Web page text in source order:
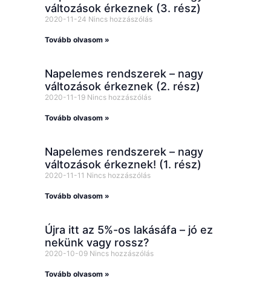
változások érkeznek (3. rész)
2020-11-24 Nincs hozzászólás
Tovább olvasom »
Napelemes rendszerek – nagy
változások érkeznek (2. rész)
2020-11-19 Nincs hozzászólás
Tovább olvasom »
Napelemes rendszerek – nagy
változások érkeznek! (1. rész)
2020-11-11 Nincs hozzászólás
Tovább olvasom »
Újra itt az 5%-os lakásáfa – jó ez
nekünk vagy rossz?
2020-10-09 Nincs hozzászólás
Tovább olvasom »